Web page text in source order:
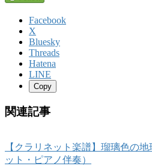
Facebook
X
Bluesky
Threads
Hatena
LINE
Copy
関連記事
【クラリネット楽譜】瑠璃色の
ット・ピアノ伴奏）